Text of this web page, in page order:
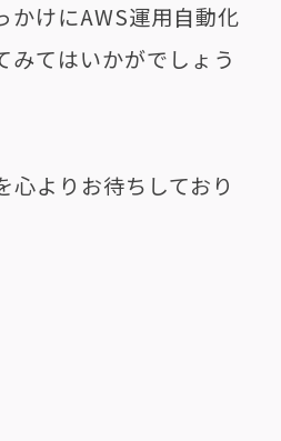
かけにAWS運用自動化
みてはいかがでしょう
心よりお待ちしており